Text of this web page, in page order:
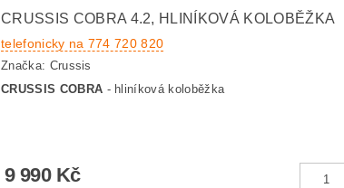
CRUSSIS COBRA 4.2, HLINÍKOVÁ KOLOBĚŽKA
telefonicky na 774 720 820
Značka: Crussis
CRUSSIS COBRA - hliníková koloběžka
9 990 Kč